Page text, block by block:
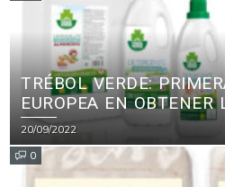
TRÉBOL VERDE:
EUROPEA EN OBTENER
PRINCIPALES
PARA PRODUCTOS DE
20/09/2022
0